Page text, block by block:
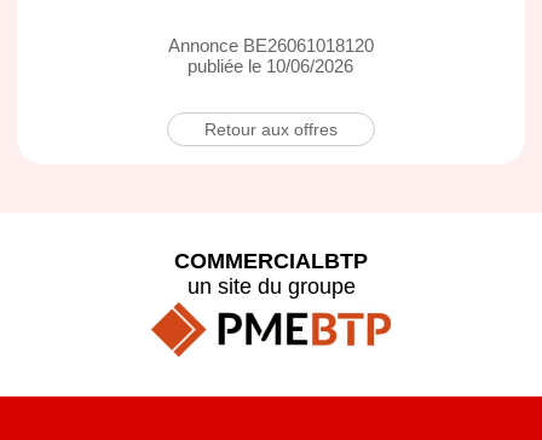
Annonce BE26061018120
publiée le 10/06/2026
Retour aux offres
COMMERCIALBTP
un site du groupe